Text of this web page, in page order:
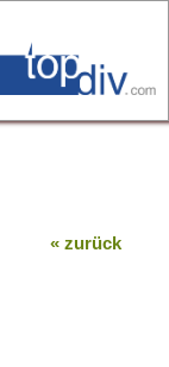
« zurück